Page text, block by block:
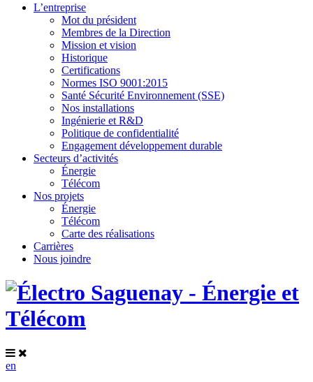
L’entreprise
Mot du président
Membres de la Direction
Mission et vision
Historique
Certifications
Normes ISO 9001:2015
Santé Sécurité Environnement (SSE)
Nos installations
Ingénierie et R&D
Politique de confidentialité
Engagement développement durable
Secteurs d’activités
Énergie
Télécom
Nos projets
Énergie
Télécom
Carte des réalisations
Carrières
Nous joindre
en